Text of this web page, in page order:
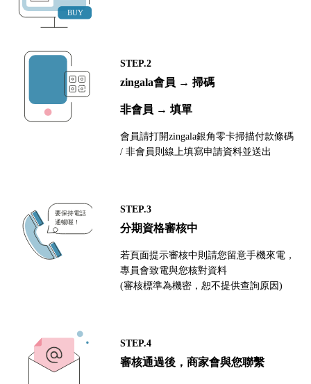
STEP.2
zingala會員 → 掃碼
非會員 → 填單
會員請打開zingala銀角零卡掃描付款條碼
/ 非會員則線上填寫申請資料並送出
STEP.3
分期資格審核中
若頁面提示審核中則請您留意手機來電，
專員會致電與您核對資料
(審核標準為機密，恕不提供查詢原因)
STEP.4
審核通過後，商家會與您聯繫